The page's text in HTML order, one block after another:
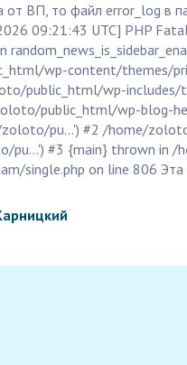
от ВП, то файл error_log в
09:21:43 UTC] PHP
wp-content/themes/
public_html/wp-includes/
public_html/wp-blog-
zoloto/pu...') #2 /home/
pu...') #3 {main} thrown in
single.php on line 806 Эта